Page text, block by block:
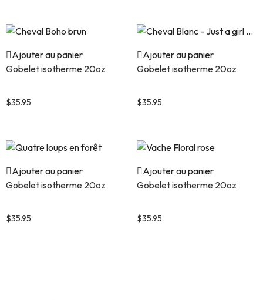
Ajouter au panier
Gobelet isotherme 20oz
$35.95
Ajouter au panier
Gobelet isotherme 20oz
$35.95
Ajouter au panier
Gobelet isotherme 20oz
$35.95
Ajouter au panier
Gobelet isotherme 20oz
$35.95